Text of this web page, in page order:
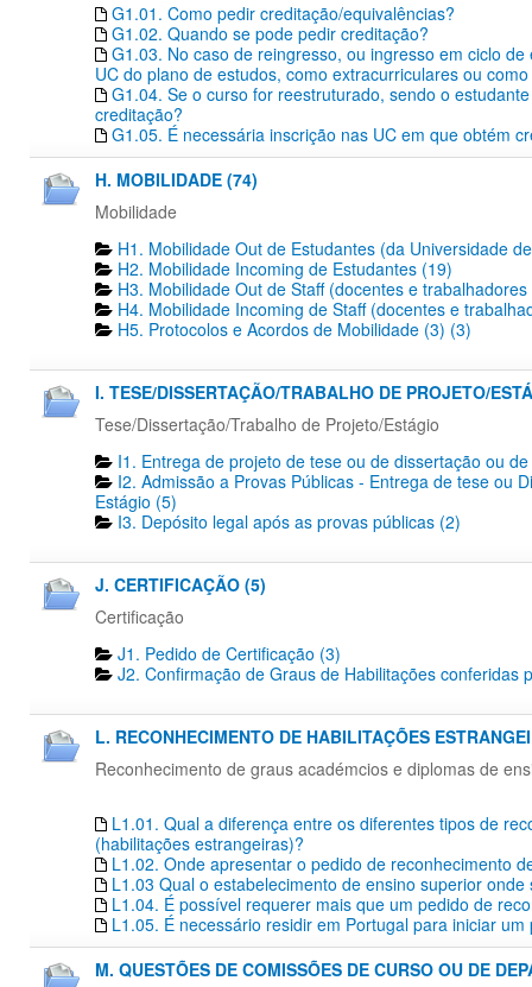
G1.01. Como pedir creditação/equivalências?
G1.02. Quando se pode pedir creditação?
G1.03. No caso de reingresso, ou ingresso em ciclo
UC do plano de estudos, como extracurriculares ou
G1.04. Se o curso for reestruturado, sendo o
creditação?
G1.05. É necessária inscrição nas UC em que obtém
H. MOBILIDADE (74)
Mobilidade
H1. Mobilidade Out de Estudantes (da Universidade
H2. Mobilidade Incoming de Estudantes (19)
H3. Mobilidade Out de Staff (docentes e
H4. Mobilidade Incoming de Staff (docentes e
H5. Protocolos e Acordos de Mobilidade (3) (3)
I. TESE/DISSERTAÇÃO/TRABALHO DE PROJETO/
Tese/Dissertação/Trabalho de Projeto/Estágio
I1. Entrega de projeto de tese ou de dissertação ou
I2. Admissão a Provas Públicas - Entrega de tese ou
Estágio (5)
I3. Depósito legal após as provas públicas (2)
J. CERTIFICAÇÃO (5)
Certificação
J1. Pedido de Certificação​ (3)
J2. Confirmação de Graus de Habilitações conferidas
L. RECONHECIMENTO DE HABILITAÇÕES
Reconhecimento de graus académcios e diplomas de
L1.01. Qual a diferença entre os diferentes tipos de
(habilitações estrangeiras)?
L1.02. Onde apresentar o pedido de reconhecimento
L1.03 Qual o estabelecimento de ensino superior
L1.04. É possível requerer mais que um pedido de
L1.05. É necessário residir em Portugal para iniciar
M. QUESTÕES DE COMISSÕES DE CURSO OU DE